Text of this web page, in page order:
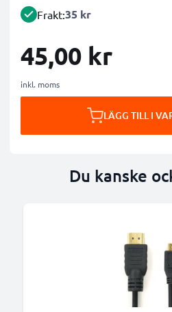
Frakt:35 kr
45,00 kr
inkl. moms
LÄGG TILL I
Du kanske